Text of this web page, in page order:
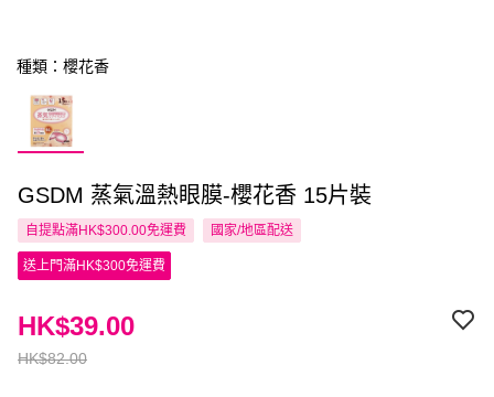
種類：櫻花香
GSDM 蒸氣溫熱眼膜-櫻花香 15片裝
自提點滿HK$300.00免運費 國家/地區配送
送上門滿HK$300免運費
HK$82.00
HK$39.00